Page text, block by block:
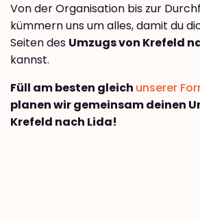
Von der Organisation bis zur
kümmern uns um alles, damit du
Seiten des Umzugs von Krefeld
kannst.
Füll am besten gleich unserer
planen wir gemeinsam deinen
Krefeld nach Lida!